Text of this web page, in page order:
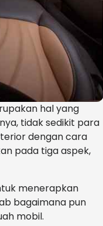
hal yang
tidak sedikit para
dengan cara
pada tiga aspek,
menerapkan
bagaimana pun
mobil.